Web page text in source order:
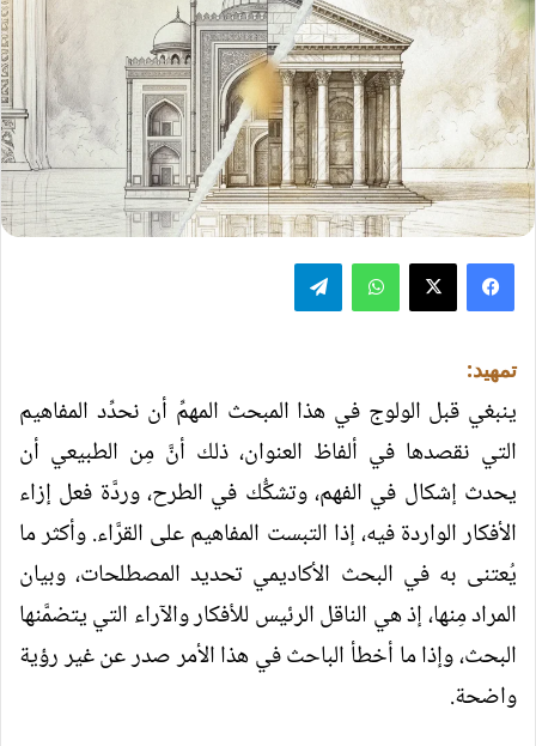
فيسبوك ‫X واتساب تيلقرام
تمهيد:
ينبغي قبل الولوج في هذا المبحث المهمِّ أن نحدِّد المفاهيم
التي نقصدها في ألفاظ العنوان، ذلك أنَّ مِن الطبيعي أن
يحدث إشكال في الفهم، وتشكُّك في الطرح، وردَّة فعل إزاء
الأفكار الواردة فيه، إذا التبست المفاهيم على القرَّاء. وأكثر ما
يُعتنى به في البحث الأكاديمي تحديد المصطلحات، وبيان
المراد مِنها، إذ هي الناقل الرئيس للأفكار والآراء التي يتضمَّنها
البحث، وإذا ما أخطأ الباحث في هذا الأمر صدر عن غير رؤية
واضحة.